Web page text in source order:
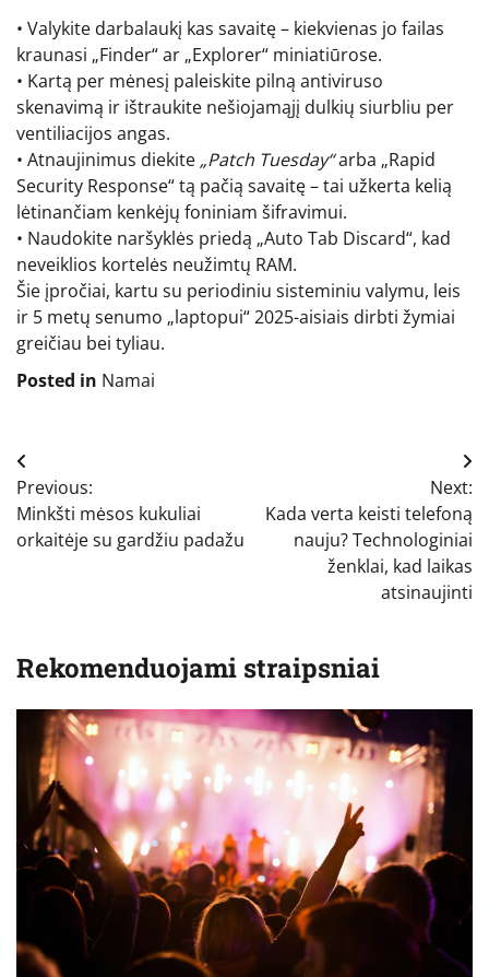
• Valykite darbalaukį kas savaitę – kiekvienas jo failas
kraunasi „Finder“ ar „Explorer“ miniatiūrose.
• Kartą per mėnesį paleiskite pilną antiviruso
skenavimą ir ištraukite nešiojamąjį dulkių siurbliu per
ventiliacijos angas.
• Atnaujinimus diekite „Patch Tuesday“arba „Rapid
Security Response“ tą pačią savaitę – tai užkerta kelią
lėtinančiam kenkėjų foniniam šifravimui.
• Naudokite naršyklės priedą „Auto Tab Discard“, kad
neveiklios kortelės neužimtų RAM.
Šie įpročiai, kartu su periodiniu sisteminiu valymu, leis
ir 5 metų senumo „laptopui“ 2025-aisiais dirbti žymiai
greičiau bei tyliau.
Posted in Namai
Navigacija
tarp
įrašų
Previous:
Minkšti mėsos kukuliai
orkaitėje su gardžiu padažu
Next:
Kada verta keisti telefoną
nauju? Technologiniai
ženklai, kad laikas
atsinaujinti
Rekomenduojami straipsniai